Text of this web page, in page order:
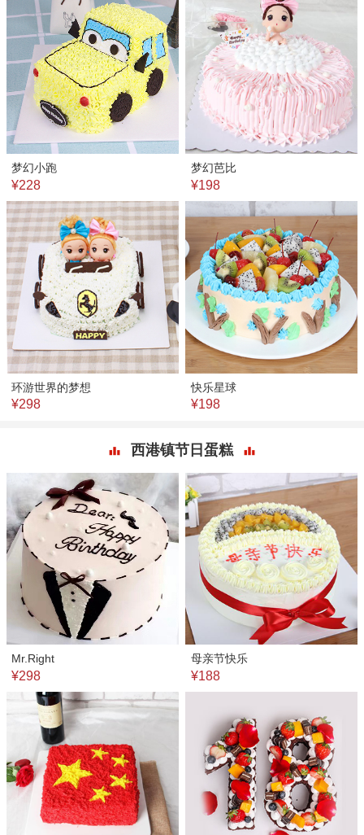
梦幻小跑
¥228
梦幻芭比
¥198
环游世界的梦想
¥298
快乐星球
¥198
西港镇节日蛋糕
Mr.Right
¥298
母亲节快乐
¥188